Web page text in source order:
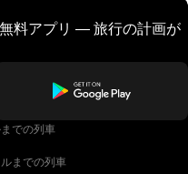
料アプリ — 旅行の計画が
での列車
までの列車